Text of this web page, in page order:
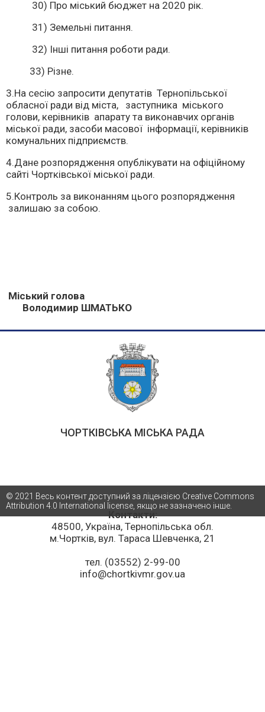
30) Про міський бюджет на 2020 рік.
31) Земельні питання.
32) Інші питання роботи ради.
33) Різне.
3.На сесію запросити депутатів Тернопільської
обласної ради від міста, заступника міського
голови, керівників апарату та виконавчих органів
міської ради, засоби масової інформації, керівників
комунальних підприємств.
4.Дане розпорядження опублікувати на офіційному
сайті Чортківської міської ради.
5.Контроль за виконанням цього розпорядження
залишаю за собою.
Міський голова
Володимир ШМАТЬКО
ЧОРТКІВСЬКА МІСЬКА РАДА
Контакти:
48500, Україна, Тернопільська обл.
м.Чортків, вул. Тараса Шевченка, 21
тел. (03552) 2-99-00
info@chortkivmr.gov.ua
© 2021 Весь контент доступний за ліцензією Creative Commons
Attribution 4.0 International license, якщо не зазначено інше.